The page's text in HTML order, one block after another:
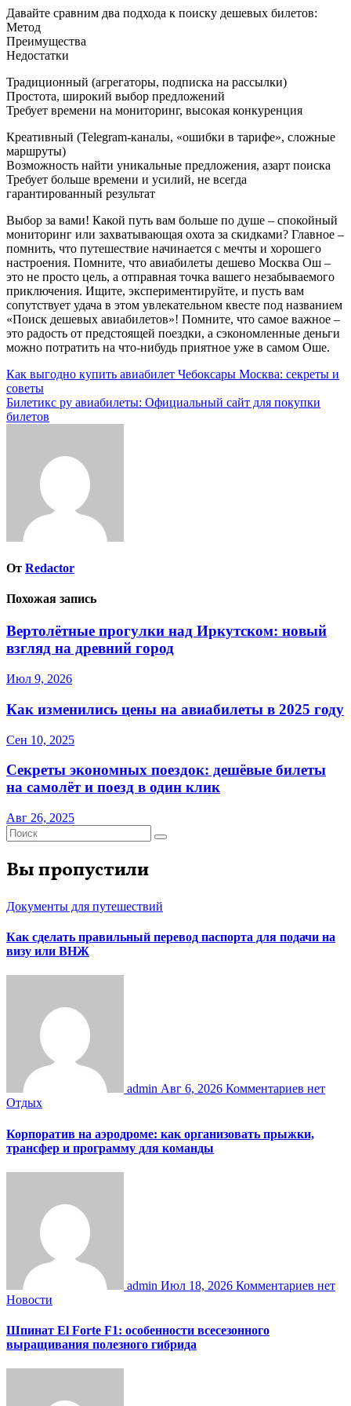
Давайте сравним два подхода к поиску дешевых билетов:
Метод
Преимущества
Недостатки
Традиционный (агрегаторы, подписка на рассылки)
Простота, широкий выбор предложений
Требует времени на мониторинг, высокая конкуренция
Креативный (Telegram-каналы, «ошибки в тарифе», сложные
маршруты)
Возможность найти уникальные предложения, азарт поиска
Требует больше времени и усилий, не всегда
гарантированный результат
Выбор за вами! Какой путь вам больше по душе – спокойный
мониторинг или захватывающая охота за скидками? Главное –
помнить, что путешествие начинается с мечты и хорошего
настроения. Помните, что авиабилеты дешево Москва Ош –
это не просто цель, а отправная точка вашего незабываемого
приключения. Ищите, экспериментируйте, и пусть вам
сопутствует удача в этом увлекательном квесте под названием
«Поиск дешевых авиабилетов»! Помните, что самое важное –
это радость от предстоящей поездки, а сэкономленные деньги
можно потратить на что-нибудь приятное уже в самом Оше.
Навигация
по
записям
Как выгодно купить авиабилет Чебоксары Москва: секреты и
советы
Билетикс ру авиабилеты: Официальный сайт для покупки
билетов
От Redactor
Похожая запись
Вертолётные прогулки над Иркутском: новый
взгляд на древний город
Июл 9, 2026
Как изменились цены на авиабилеты в 2025 году
Сен 10, 2025
Секреты экономных поездок: дешёвые билеты
на самолёт и поезд в один клик
Авг 26, 2025
Вы пропустили
Документы для путешествий
Как сделать правильный перевод паспорта для подачи на
визу или ВНЖ
admin Авг 6, 2026 Комментариев нет
Отдых
Корпоратив на аэродроме: как организовать прыжки,
трансфер и программу для команды
admin Июл 18, 2026 Комментариев нет
Новости
Шпинат El Forte F1: особенности всесезонного
выращивания полезного гибрида